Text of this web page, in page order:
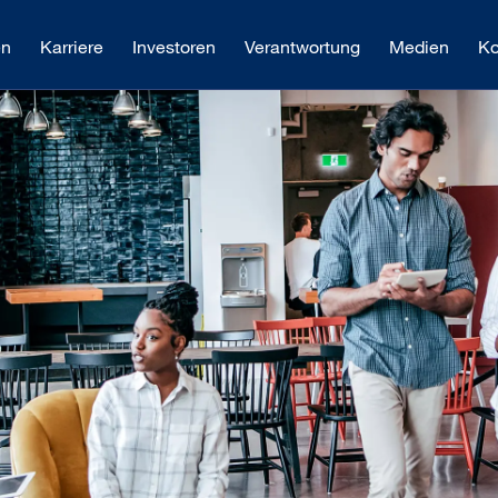
Karriere Investoren Verantwortung Medien